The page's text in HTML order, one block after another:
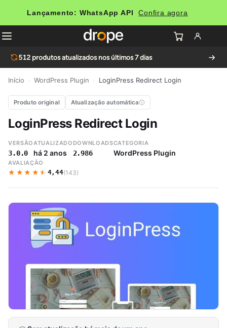
Lançamento: WhatsApp API Confira agora
512 produtos atualizados nos últimos 7 dias
Início WordPress Plugin LoginPress Redirect Login
Produto original Atualização automática
LoginPress Redirect Login
VERSÃO
3.0.0
ATUALIZADO
há 2 anos
DOWNLOADS
2.986
CATEGORIA
WordPress Plugin
AVALIAÇÃO
★★★★★
★★★★★ 4,44(143)